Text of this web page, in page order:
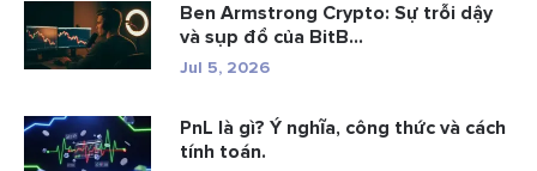
Ben Armstrong Crypto: Sự trỗi dậy
và sụp đổ của BitB...
Jul 5, 2026
PnL là gì? Ý nghĩa, công thức và cách
tính toán.